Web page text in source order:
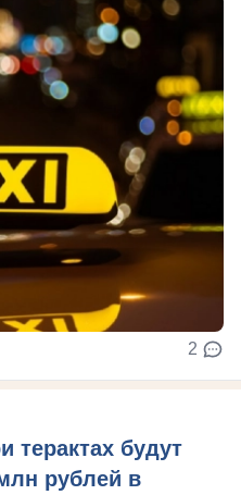
2
терактах будут
рублей в